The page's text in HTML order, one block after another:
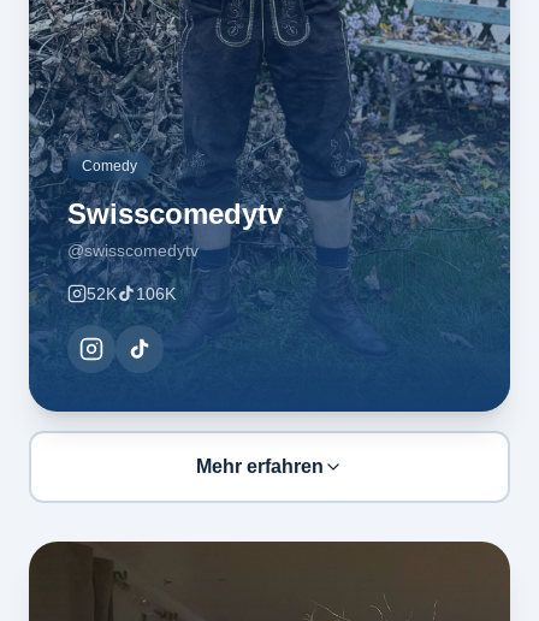
Comedy
Swisscomedytv
@swisscomedytv
52K 106K
Mehr erfahren